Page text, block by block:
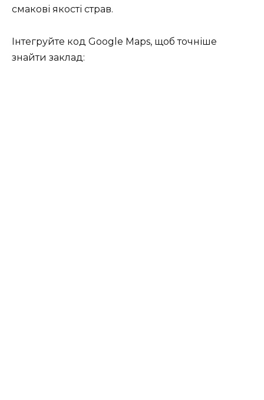
смакові якості страв.
Інтегруйте код Google Maps, щоб точніше
знайти заклад: